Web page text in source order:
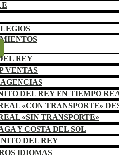
REY
VENTAS
DEL REY EN TIEMPO
«CON TRANSPORTE»
«SIN TRANSPORTE»
Y COSTA DEL SOL
DEL REY
IDIOMAS